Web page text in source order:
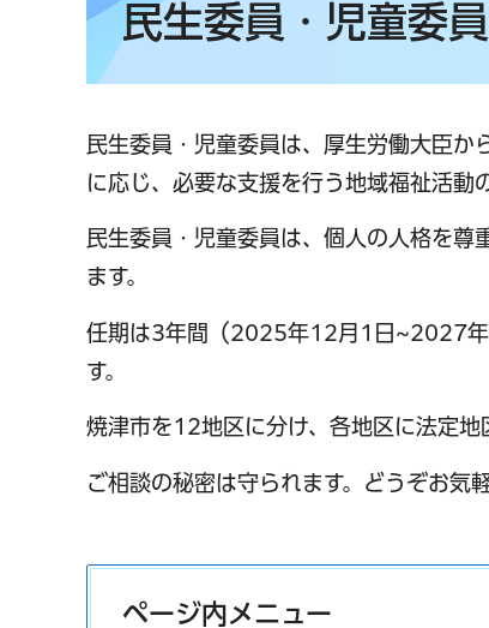
民生委員・児童委員
民生委員・児童委員は、厚生労働大臣か
に応じ、必要な支援を行う地域福祉活動
民生委員・児童委員は、個人の人格を
ます。
任期は3年間（2025年12月1日~2027年
す。
焼津市を12地区に分け、各地区に法定地
ご相談の秘密は守られます。どうぞお気
ページ内メニュー